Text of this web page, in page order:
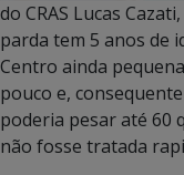
do CRAS Lucas
parda tem 5 anos de
Centro ainda
pouco e,
poderia pesar até 60
não fosse tratada